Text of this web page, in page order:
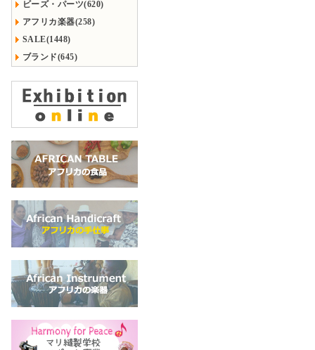
ビーズ・パーツ(620)
アフリカ楽器(258)
SALE(1448)
ブランド(645)